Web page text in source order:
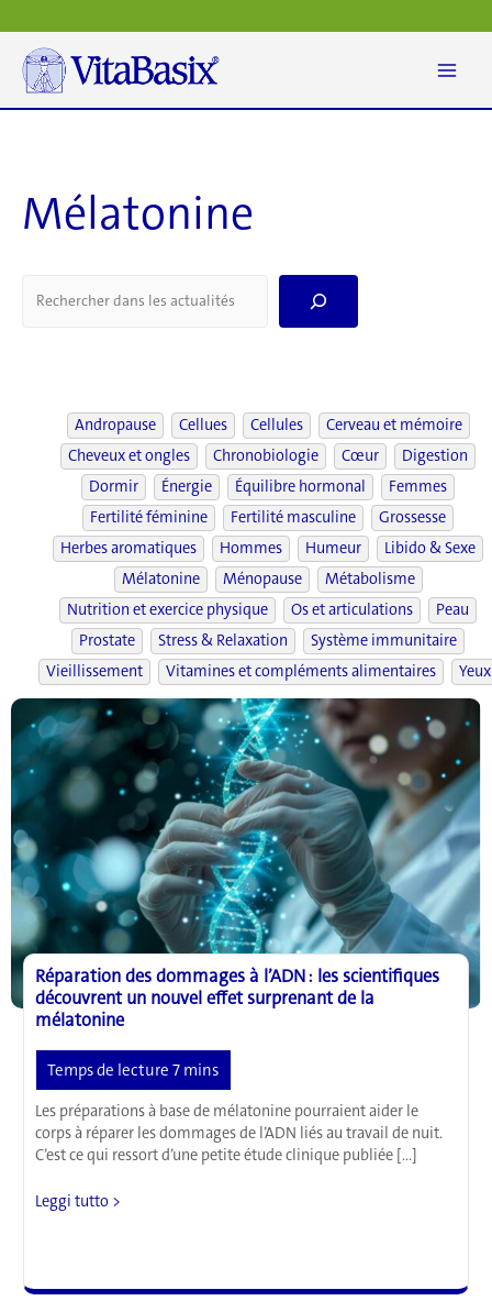
au
contenu
Mélatonine
Andropause
Cellues Cellules
Cerveau et mémoire
Cheveux et ongles
Chronobiologie Cœur
Digestion
Dormir
Énergie Équilibre hormonal
Femmes
Fertilité féminine
Fertilité masculine
Grossesse
Herbes aromatiques
Hommes Humeur
Libido & Sexe
Mélatonine
Ménopause
Métabolisme
Nutrition et exercice physique
Os et articulations
Peau
Prostate
Stress & Relaxation
Système immunitaire
Vieillissement
Vitamines et compléments alimentaires Yeux
Réparation des dommages à l’ADN : les scientifiques
découvrent un nouvel effet surprenant de la
mélatonine
Les préparations à base de mélatonine pourraient aider le
corps à réparer les dommages de l’ADN liés au travail de nuit.
C’est ce qui ressort d’une petite étude clinique publiée […]
Réparation
l’ADN
Leggi tutto >